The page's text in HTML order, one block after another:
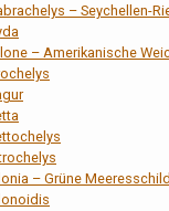
– Seychellen-
– Amerikanische
– Grüne